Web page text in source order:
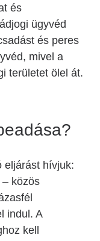
és
ügyvéd
és peres
mivel a
területet ölel át.
eljárást hívjuk:
közös
indul. A
kell